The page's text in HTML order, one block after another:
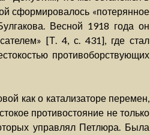
сформировалось «потерянное
Весной 1918 года он
[Т. 4, с. 431], где стал
противоборствующих
как о катализаторе перемен,
противостояние не только
управлял Петлюра. Была